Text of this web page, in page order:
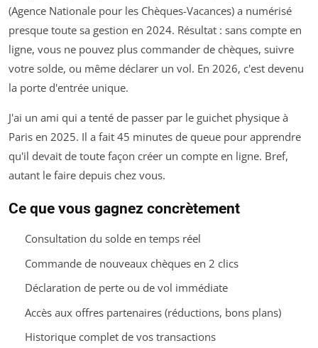
(Agence Nationale pour les Chèques-Vacances) a numérisé
presque toute sa gestion en 2024. Résultat : sans compte en
ligne, vous ne pouvez plus commander de chèques, suivre
votre solde, ou même déclarer un vol. En 2026, c'est devenu
la porte d'entrée unique.
J'ai un ami qui a tenté de passer par le guichet physique à
Paris en 2025. Il a fait 45 minutes de queue pour apprendre
qu'il devait de toute façon créer un compte en ligne. Bref,
autant le faire depuis chez vous.
Ce que vous gagnez concrètement
Consultation du solde en temps réel
Commande de nouveaux chèques en 2 clics
Déclaration de perte ou de vol immédiate
Accès aux offres partenaires (réductions, bons plans)
Historique complet de vos transactions